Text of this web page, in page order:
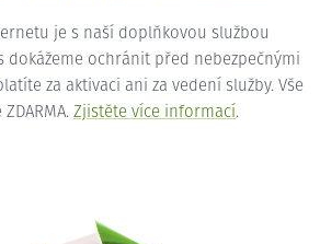
je s naší doplňkovou službou
dokážeme ochránit před nebezpečnými
za aktivaci ani za vedení služby. Vše
Zjistěte více informací.